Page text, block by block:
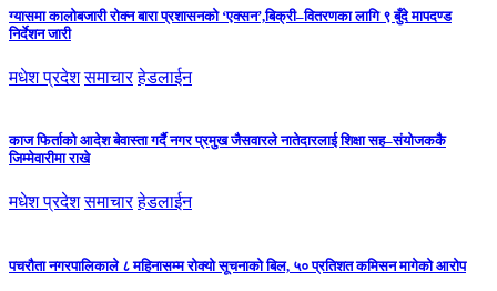
ग्यासमा कालोबजारी रोक्न बारा प्रशासनको ‘एक्सन’,बिक्री–वितरणका लागि ९ बुँदे मापदण्ड
निर्देशन जारी
मधेश प्रदेश समाचार हेडलाईन
काज फिर्ताको आदेश बेवास्ता गर्दै नगर प्रमुख जैसवारले नातेदारलाई शिक्षा सह–संयोजककै
जिम्मेवारीमा राखे
मधेश प्रदेश समाचार हेडलाईन
पचरौता नगरपालिकाले ८ महिनासम्म रोक्यो सूचनाको बिल, ५० प्रतिशत कमिसन मागेको आरोप